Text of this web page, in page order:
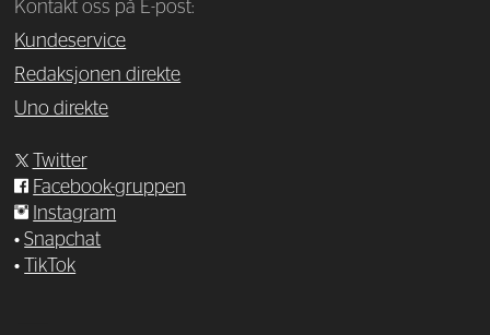
Kontakt oss på E-post:
Kundeservice
Redaksjonen direkte
Uno direkte
Twitter
Facebook-gruppen
Instagram
•Snapchat
•
TikTok